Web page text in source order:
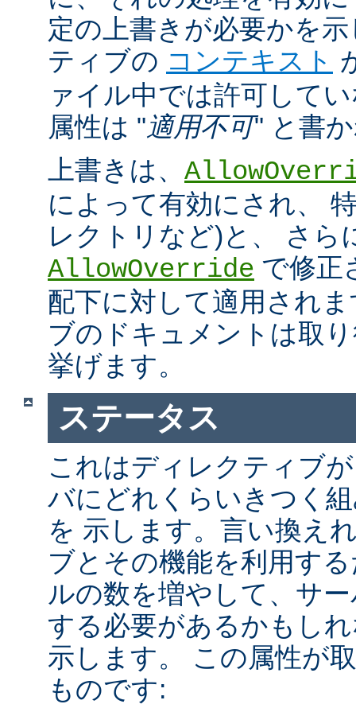
定の上書きが必要かを
ティブの コンテキスト
ァイル中では許可して
属性は "適用不可" と書
上書きは、
によって有効にされ、
レクトリなど)と、 さら
AllowOverride で修正
配下に対して適用され
ブのドキュメントは取
挙げます。
ステータス
これはディレクティブ
バにどれくらいきつく
を 示します。言い換え
ブとその機能を利用す
ルの数を増やして、サ
する必要があるかもし
示します。 この属性が
ものです: